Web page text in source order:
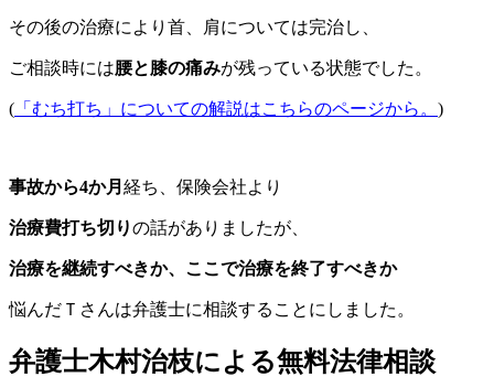
その後の治療により首、肩については完治し、
ご相談時には腰と膝の痛みが残っている状態でした。
( 「むち打ち」についての解説はこちらのページから。 )
事故から4か月 経ち、保険会社より
治療費打ち切りの話がありましたが、
治療を継続すべきか、ここで治療を終了すべきか
悩んだＴさんは弁護士に相談することにしました。
弁護士木村治枝による無料法律相談